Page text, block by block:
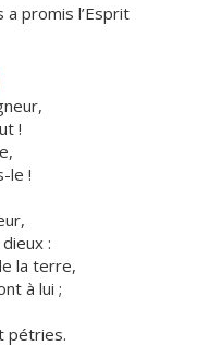
a promis l’Esprit
!
le !
:
la terre,
à lui ;
pétries.